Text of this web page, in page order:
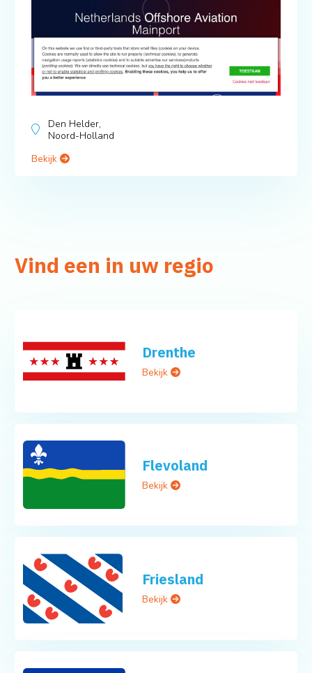
Den Helder,
Noord-Holland
Bekijk
Vind een in uw regio
Drenthe
Bekijk
Flevoland
Bekijk
Friesland
Bekijk